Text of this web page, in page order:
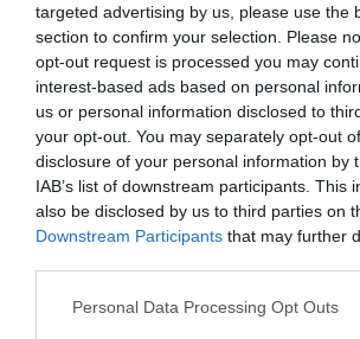
targeted advertising by us, please use the
section to confirm your selection. Please
opt-out request is processed you may
interest-based ads based on personal
us or personal information disclosed to
your opt-out. You may separately opt-out
disclosure of your personal information by
IAB’s list of downstream participants. This
also be disclosed by us to third parties on
Downstream Participants that may further
Please note that this website/app uses one
Personal Data Processing Opt Outs
Εγγραφές στην
μπάσκετ του
27
Η νέα αγωνιστική σεζόν πλησιάζει και
Παναθηναϊκού στη Λεωφόρο ανοίγει τις
ακόμα μια επιτυχημένη μπασκετική
23.07.2026 ΑΚΑΔΗΜΙΑ